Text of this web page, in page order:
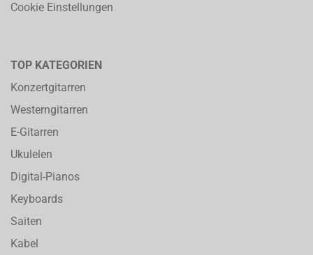
Cookie Einstellungen
TOP KATEGORIEN
Konzertgitarren
Westerngitarren
E-Gitarren
Ukulelen
Digital-Pianos
Keyboards
Saiten
Kabel